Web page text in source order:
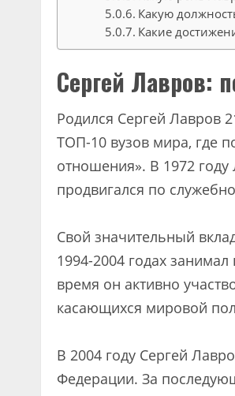
Какую
Какие
Сергей Лавров:
Родился Сергей Лавров
ТОП-10 вузов мира, где
отношения». В 1972
продвигался по
Свой значительный
1994-2004 годах
время он активно
касающихся мировой
В 2004 году Сергей
Федерации. За